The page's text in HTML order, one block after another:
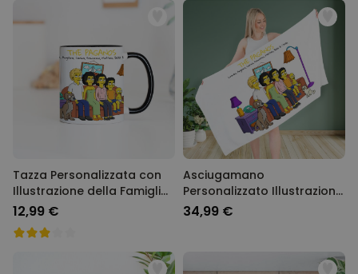
Tazza Personalizzata con
Illustrazione della Famiglia
dei Cartoni Animati
12,99 €
Asciugamano
Personalizzato Illustrazione
della Famiglia Cartoni
34,99 €